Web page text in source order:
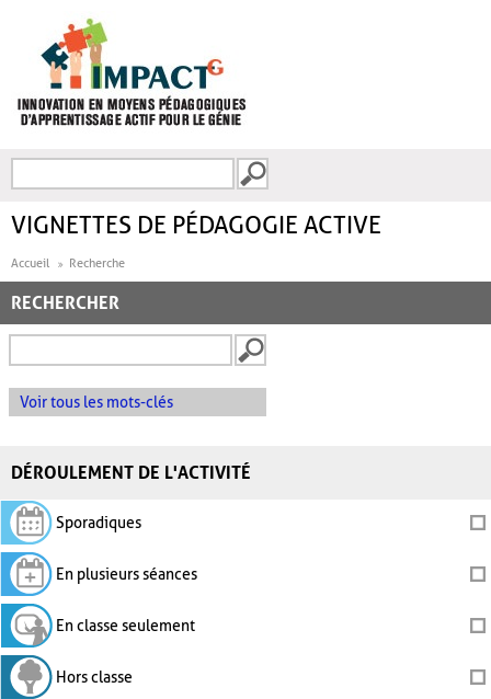
FORMULAIRE DE
VIGNETTES DE PÉDAGOGIE ACTIVE
Accueil Recherche
RECHERCHER
Voir tous les mots-clés
DÉROULEMENT DE L'ACTIVITÉ
Sporadiques
En plusieurs séances
En classe seulement
Hors classe